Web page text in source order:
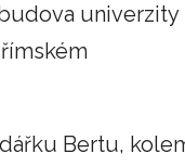
univerzity
Bertu,